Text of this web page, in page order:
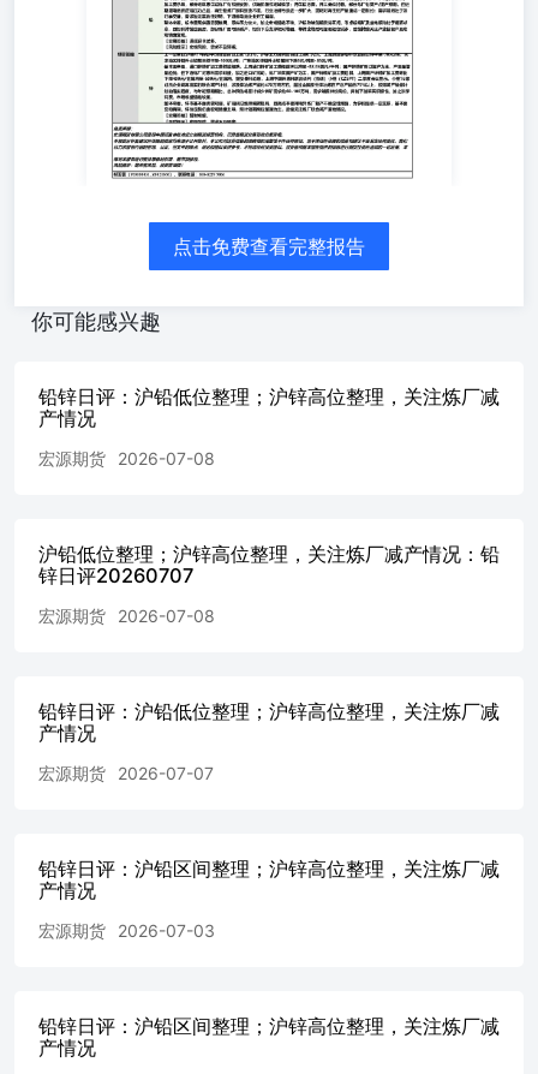
点击免费查看完整报告
你可能感兴趣
铅锌日评：沪铅低位整理；沪锌高位整理，关注炼厂减
产情况
宏源期货 2026-07-08
沪铅低位整理；沪锌高位整理，关注炼厂减产情况：铅
锌日评20260707
宏源期货 2026-07-08
铅锌日评：沪铅低位整理；沪锌高位整理，关注炼厂减
产情况
宏源期货 2026-07-07
铅锌日评：沪铅区间整理；沪锌高位整理，关注炼厂减
产情况
宏源期货 2026-07-03
铅锌日评：沪铅区间整理；沪锌高位整理，关注炼厂减
产情况